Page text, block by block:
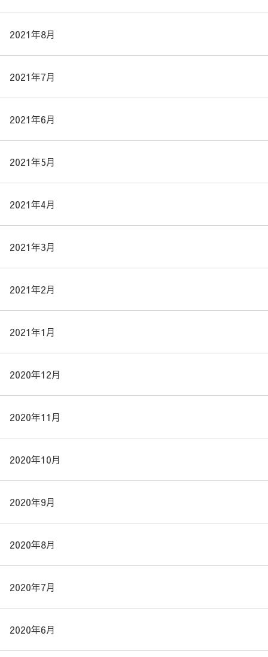
2021年8月
2021年7月
2021年6月
2021年5月
2021年4月
2021年3月
2021年2月
2021年1月
2020年12月
2020年11月
2020年10月
2020年9月
2020年8月
2020年7月
2020年6月